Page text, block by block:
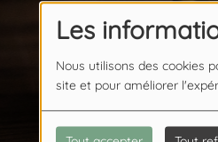
Les
Nous utilisons des cookies
site et pour améliorer